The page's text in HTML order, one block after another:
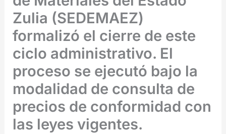
Zulia (SEDEMAEZ)
formalizó el cierre de este
ciclo administrativo. El
proceso se ejecutó bajo la
modalidad de consulta de
precios de conformidad con
las leyes vigentes.